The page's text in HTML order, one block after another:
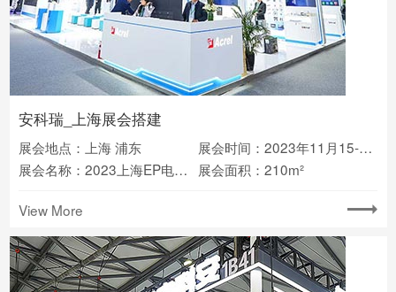
安科瑞_上海展会搭建
展会地点：上海 浦东
展会时间：2023年11月15-17日
展会名称：2023上海EP电力展(2023EP)
展会面积：210m²
View More